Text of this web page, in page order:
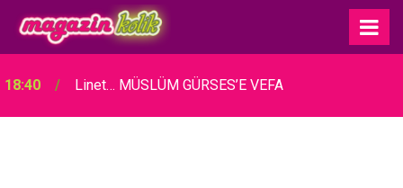
18:40 Linet… MÜSLÜM GÜRSES’E VEFA